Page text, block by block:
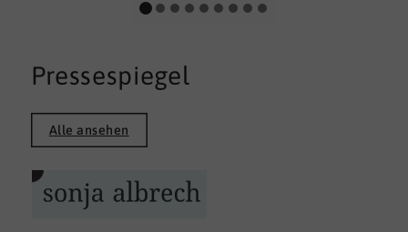
persönlichen Weg und viel Erfolg.
Pressespiegel
Alle ansehen